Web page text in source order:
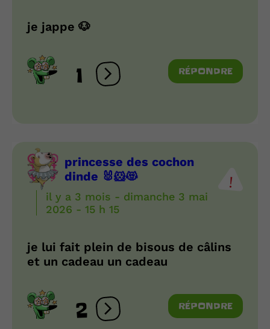
je jappe 🐶
1 Ouvrir les réactions
RÉPONDRE
princesse des cochon
dinde 🐰🐹😻
il y a 3 mois - dimanche 3 mai
2026 - 15 h 15
je lui fait plein de bisous de câlins
et un cadeau un cadeau
2 Ouvrir les réactions
RÉPONDRE